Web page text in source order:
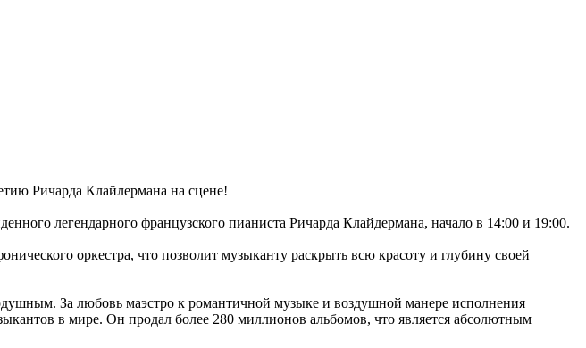
Ричарда Клайлермана на сцене!
легендарного французского пианиста Ричарда Клайдермана, начало в 14:00 и 19:00.
оркестра, что позволит музыканту раскрыть всю красоту и глубину своей
За любовь маэстро к романтичной музыке и воздушной манере исполнения
в мире. Он продал более 280 миллионов альбомов, что является абсолютным